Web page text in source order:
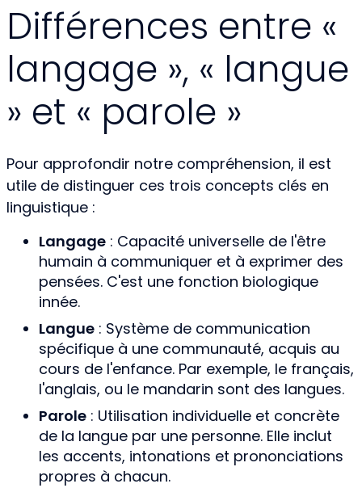
Différences entre «
langage », « langue
» et « parole »
Pour approfondir notre compréhension, il est
utile de distinguer ces trois concepts clés en
linguistique :
Langage : Capacité universelle de l'être
humain à communiquer et à exprimer des
pensées. C'est une fonction biologique
innée.
Langue : Système de communication
spécifique à une communauté, acquis au
cours de l'enfance. Par exemple, le français,
l'anglais, ou le mandarin sont des langues.
Parole : Utilisation individuelle et concrète
de la langue par une personne. Elle inclut
les accents, intonations et prononciations
propres à chacun.